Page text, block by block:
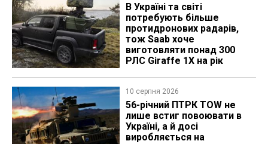
В Україні та світі
потребують більше
протидронових радарів,
тож Saab хоче
виготовляти понад 300
РЛС Giraffe 1X на рік
10 серпня 2026
56-річний ПТРК TOW не
лише встиг повоювати в
Україні, а й досі
виробляється на